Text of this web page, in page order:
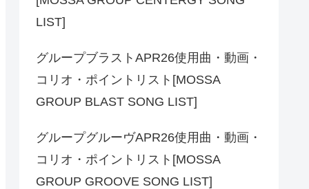
LIST]
グループブラストAPR26使用曲・動画・
コリオ・ポイントリスト[MOSSA
GROUP BLAST SONG LIST]
グループグルーヴAPR26使用曲・動画・
コリオ・ポイントリスト[MOSSA
GROUP GROOVE SONG LIST]